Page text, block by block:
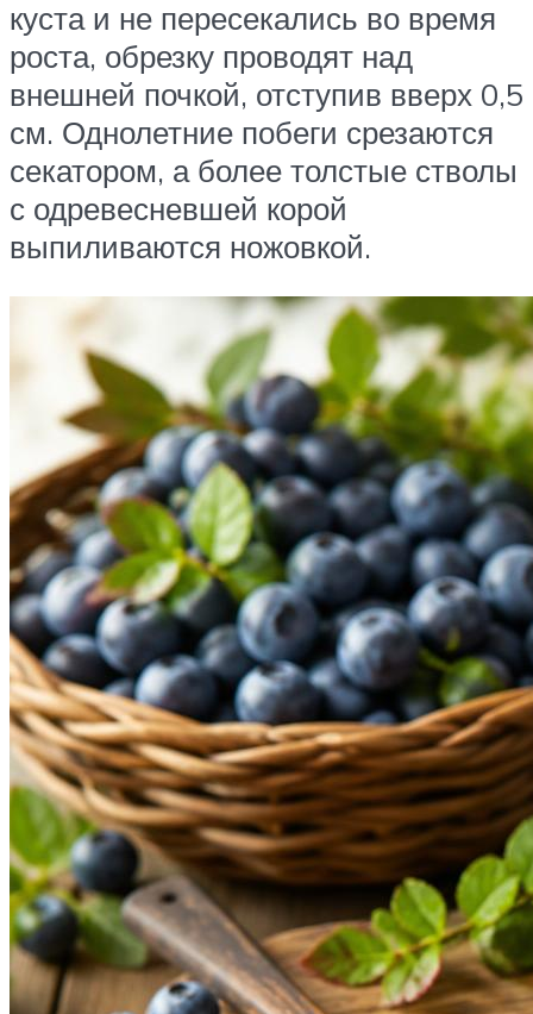
куста и не пересекались во время
роста, обрезку проводят над
внешней почкой, отступив вверх 0,5
см. Однолетние побеги срезаются
секатором, а более толстые стволы
с одревесневшей корой
выпиливаются ножовкой.